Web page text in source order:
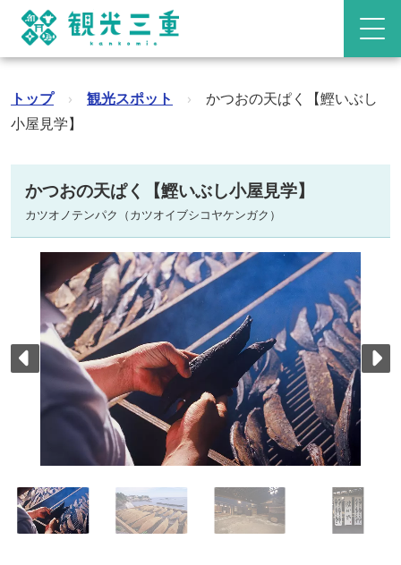
トップ › 観光スポット ›
かつおの天ぱく【鰹いぶし
小屋見学】
かつおの天ぱく【鰹いぶし小屋見学】
カツオノテンパク（カツオイブシコヤケンガク）